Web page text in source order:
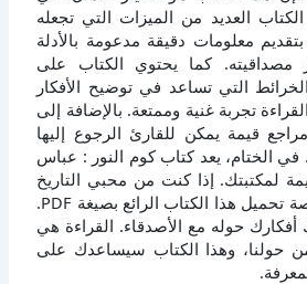
الكتاب العديد من الميزات التي تجعله
معلومات دقيقة مدعومة بالأدلة
مصداقيته. كما يحتوي الكتاب على
التي تساعد في توضيح الأفكار
تجربة غنية وممتعة. بالإضافة إلى
قيمة يمكن للقارئ الرجوع إليها
الختام، يعد كتاب كوم النور : عباس
لمكتبتك. إذا كنت من محبي التاريخ
والثقافة، فلا تفوت فرصة تحميل هذا الكتاب الرائع بصيغة PDF.
أفكارك حوله مع الأصدقاء. القراءة هي
من حولنا، وهذا الكتاب سيساعدك على